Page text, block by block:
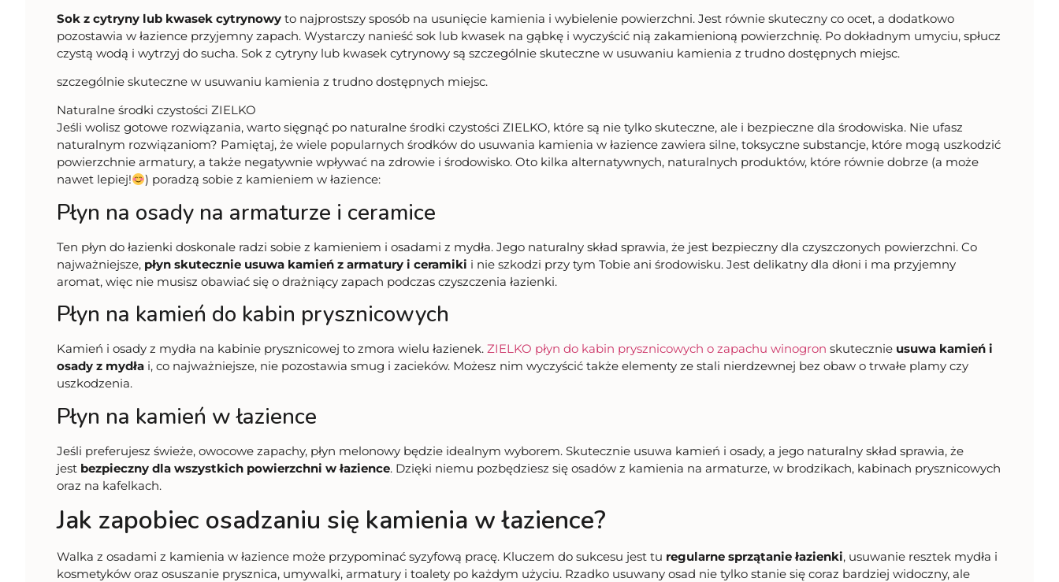
Sok z cytryny lub kwasek cytrynowy to najprostszy sposób na usunięcie kamienia i wybielenie powierzchni. Jest równie skuteczny co ocet, a dodatkowo
pozostawia w łazience przyjemny zapach. Wystarczy nanieść sok lub kwasek na gąbkę i wyczyścić nią zakamienioną powierzchnię. Po dokładnym umyciu, spłucz
czystą wodą i wytrzyj do sucha. Sok z cytryny lub kwasek cytrynowy są szczególnie skuteczne w usuwaniu kamienia z trudno dostępnych miejsc.
szczególnie skuteczne w usuwaniu kamienia z trudno dostępnych miejsc.
Naturalne środki czystości ZIELKO
Jeśli wolisz gotowe rozwiązania, warto sięgnąć po naturalne środki czystości ZIELKO, które są nie tylko skuteczne, ale i bezpieczne dla środowiska. Nie ufasz
naturalnym rozwiązaniom? Pamiętaj, że wiele popularnych środków do usuwania kamienia w łazience zawiera silne, toksyczne substancje, które mogą uszkodzić
powierzchnie armatury, a także negatywnie wpływać na zdrowie i środowisko. Oto kilka alternatywnych, naturalnych produktów, które równie dobrze (a może
nawet lepiej!
) poradzą sobie z kamieniem w łazience:
Płyn na osady na armaturze i ceramice
Ten płyn do łazienki doskonale radzi sobie z kamieniem i osadami z mydła. Jego naturalny skład sprawia, że jest bezpieczny dla czyszczonych powierzchni. Co
najważniejsze, płyn skutecznie usuwa kamień z armatury i ceramiki i nie szkodzi przy tym Tobie ani środowisku. Jest delikatny dla dłoni i ma przyjemny
aromat, więc nie musisz obawiać się o drażniący zapach podczas czyszczenia łazienki.
Płyn na kamień do kabin prysznicowych
Kamień i osady z mydła na kabinie prysznicowej to zmora wielu łazienek. ZIELKO płyn do kabin prysznicowych o zapachu winogron skutecznie usuwa kamień i
osady z mydła i, co najważniejsze, nie pozostawia smug i zacieków. Możesz nim wyczyścić także elementy ze stali nierdzewnej bez obaw o trwałe plamy czy
uszkodzenia.
Płyn na kamień w łazience
Jeśli preferujesz świeże, owocowe zapachy, płyn melonowy będzie idealnym wyborem. Skutecznie usuwa kamień i osady, a jego naturalny skład sprawia, że
jest bezpieczny dla wszystkich powierzchni w łazience. Dzięki niemu pozbędziesz się osadów z kamienia na armaturze, w brodzikach, kabinach prysznicowych
oraz na kafelkach.
Jak zapobiec osadzaniu się kamienia w łazience?
Walka z osadami z kamienia w łazience może przypominać syzyfową pracę. Kluczem do sukcesu jest tu regularne sprzątanie łazienki, usuwanie resztek mydła i
kosmetyków oraz osuszanie prysznica, umywalki, armatury i toalety po każdym użyciu. Rzadko usuwany osad nie tylko stanie się coraz bardziej widoczny, ale